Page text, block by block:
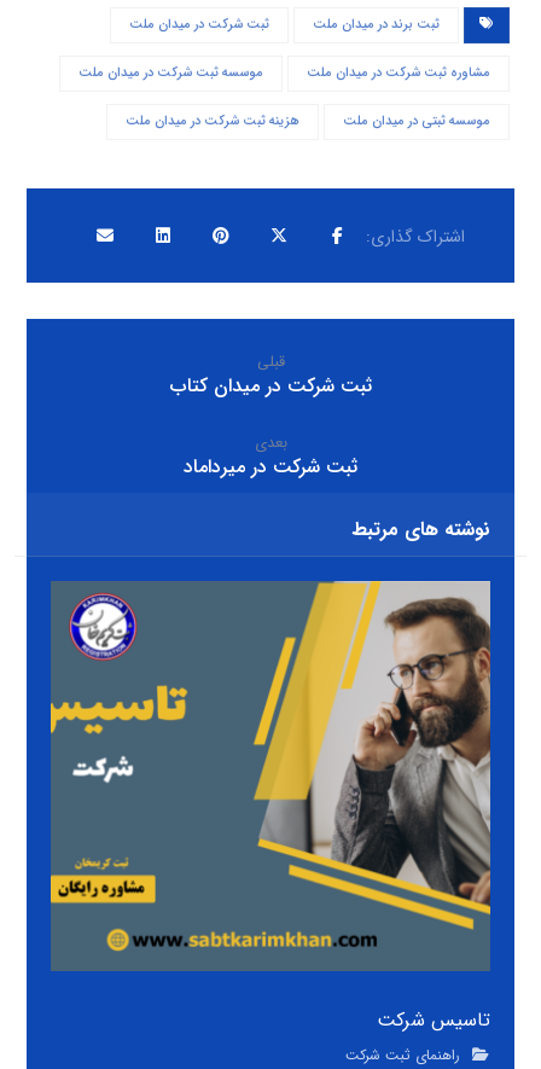
ثبت برند در میدان ملت ثبت شرکت در میدان ملت
مشاوره ثبت شرکت در میدان ملت موسسه ثبت شرکت در میدان ملت
موسسه ثبتی در میدان ملت هزینه ثبت شرکت در میدان ملت
قبلی
ثبت شرکت در میدان کتاب
بعدی
ثبت شرکت در میرداماد
نوشته های مرتبط
تاسیس شرکت
راهنمای ثبت شرکت